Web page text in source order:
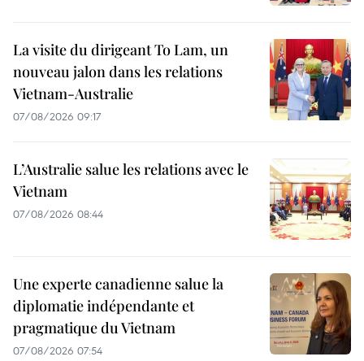
La visite du dirigeant To Lam, un
nouveau jalon dans les relations
Vietnam-Australie
07/08/2026 09:17
L’Australie salue les relations avec le
Vietnam
07/08/2026 08:44
Une experte canadienne salue la
diplomatie indépendante et
pragmatique du Vietnam
07/08/2026 07:54